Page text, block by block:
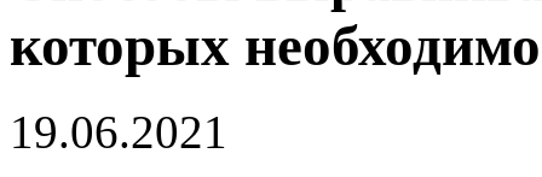
которых
19.06.2021